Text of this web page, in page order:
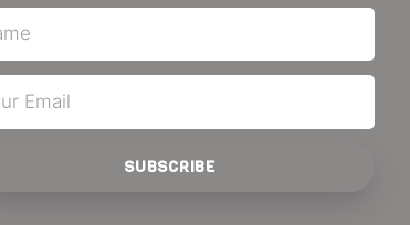
SUBSCRIBE